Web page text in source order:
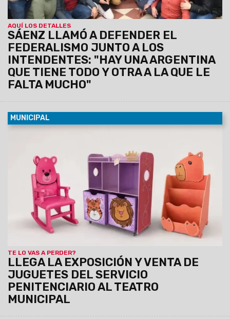
AQUÍ LOS DETALLES
SÁENZ LLAMÓ A DEFENDER EL
FEDERALISMO JUNTO A LOS
INTENDENTES: "HAY UNA ARGENTINA
QUE TIENE TODO Y OTRA A LA QUE LE
FALTA MUCHO"
MUNICIPAL
TE LO VAS A PERDER?
LLEGA LA EXPOSICIÓN Y VENTA DE
JUGUETES DEL SERVICIO
PENITENCIARIO AL TEATRO
MUNICIPAL
19 hs, con entrada libre y gratuita. Se exhibirán juguetes de
madera, artesanías infantiles, muebles y utilitarios
elaborados por la Dirección Industrial del Servicio
Penitenciario de Salta.